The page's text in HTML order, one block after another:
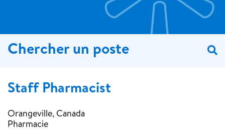
Chercher un poste
Staff Pharmacist
Orangeville, Canada
Pharmacie